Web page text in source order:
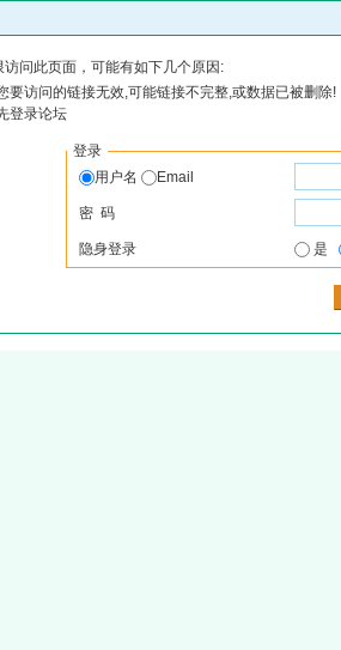
问此页面，可能有如下几个原因:
要访问的链接无效,可能链接不完整,或数据已被删除!
登录论坛
登录
用户名
Email
密 码
隐身登录 是